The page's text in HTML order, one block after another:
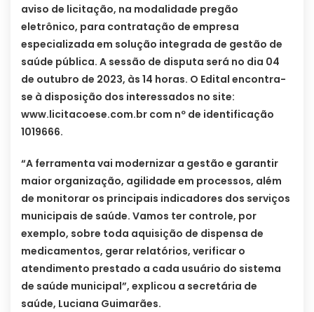
aviso de licitação, na modalidade pregão
eletrônico, para contratação de empresa
especializada em solução integrada de gestão de
saúde pública. A sessão de disputa será no dia 04
de outubro de 2023, às 14 horas. O Edital encontra-
se à disposição dos interessados no site:
www.licitacoese.com.br com nº de identificação
1019666.
“A ferramenta vai modernizar a gestão e garantir
maior organização, agilidade em processos, além
de monitorar os principais indicadores dos serviços
municipais de saúde. Vamos ter controle, por
exemplo, sobre toda aquisição de dispensa de
medicamentos, gerar relatórios, verificar o
atendimento prestado a cada usuário do sistema
de saúde municipal”, explicou a secretária de
saúde, Luciana Guimarães.